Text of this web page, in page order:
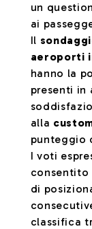
un
ai
Il
aeroporti
hanno la
presenti in
alla
punteggio
I voti
consentito
di
classifica